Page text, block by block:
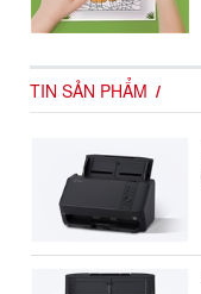
TIN SẢN PHẨM